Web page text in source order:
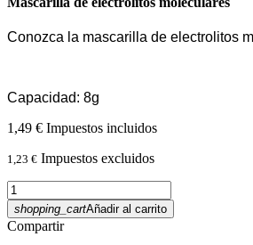
Conozca la mascarilla de electrolitos
Capacidad: 8g
1,49 € Impuestos incluidos
1,23 € Impuestos excluidos
shopping_cartAñadir al carrito
Compartir